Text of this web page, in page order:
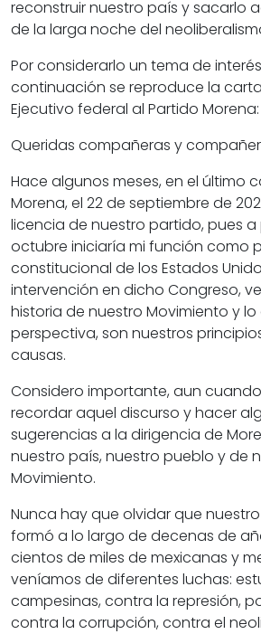
reconstruir nuestro país y sacarlo
de la larga noche del
Por considerarlo un tema de
continuación se reproduce la
Ejecutivo federal al Partido Morena:
Queridas compañeras y
Hace algunos meses, en el último
Morena, el 22 de septiembre de
licencia de nuestro partido, pues a
octubre iniciaría mi función como
constitucional de los Estados
intervención en dicho Congreso,
historia de nuestro Movimiento y lo
perspectiva, son nuestros
causas.
Considero importante, aun
recordar aquel discurso y hacer
sugerencias a la dirigencia de
nuestro país, nuestro pueblo y de
Movimiento.
Nunca hay que olvidar que
formó a lo largo de decenas de
cientos de miles de mexicanas y
veníamos de diferentes luchas:
campesinas, contra la represión,
contra la corrupción, contra el